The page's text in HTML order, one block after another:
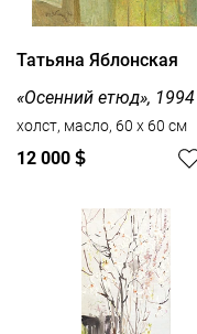
Татьяна Яблонская
«Осенний етюд», 1994
холст, масло, 60 x 60 см
12 000 $